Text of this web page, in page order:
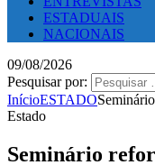
ESTADUAIS
NACIONAIS
09/08/2026
Pesquisar por:
InícioESTADO
Estado
Seminário